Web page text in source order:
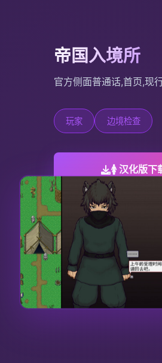
帝国入境所
官方侧面普通话,首页,现
玩家 边境检查
🚺 汉化版下